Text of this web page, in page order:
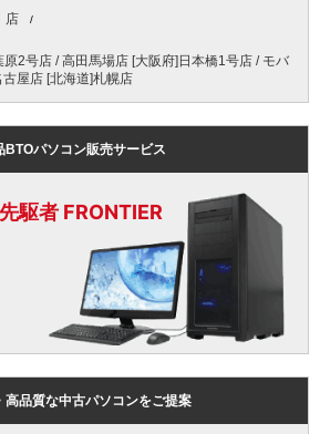
店
2号店 / 高田馬場店 [大阪府]日本橋1号店 / モバ
屋店 [北海道]札幌店
BTOパソコン販売サービス
駆者 FRONTIER
高品質な中古パソコンをご提案